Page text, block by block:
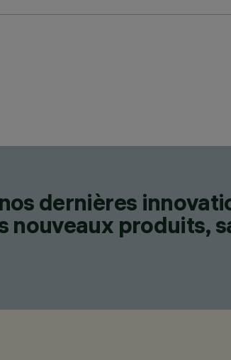
dernières
nouveaux produits,